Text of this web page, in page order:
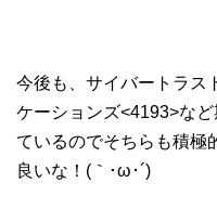
今後も、サイバートラス
ケーションズ<4193>な
ているのでそちらも積極
良いな！(｀･ω･´)